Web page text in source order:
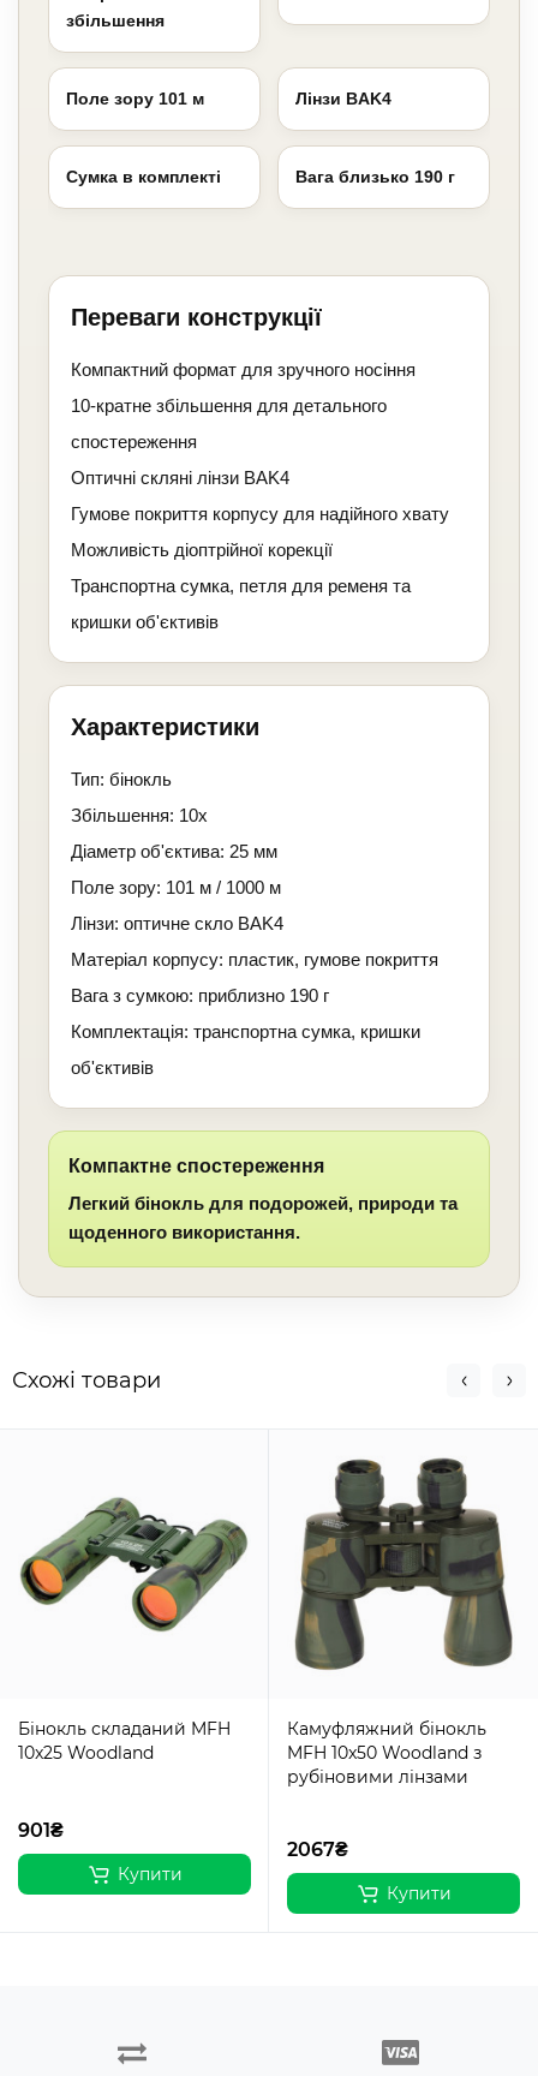
збільшення
Поле зору 101 м Лінзи BAK4
Сумка в комплекті Вага близько 190 г
Переваги конструкції
Компактний формат для зручного носіння
10-кратне збільшення для детального
спостереження
Оптичні скляні лінзи BAK4
Гумове покриття корпусу для надійного хвату
Можливість діоптрійної корекції
Транспортна сумка, петля для ременя та
кришки об'єктивів
Характеристики
Тип: бінокль
Збільшення: 10x
Діаметр об'єктива: 25 мм
Поле зору: 101 м / 1000 м
Лінзи: оптичне скло BAK4
Матеріал корпусу: пластик, гумове покриття
Вага з сумкою: приблизно 190 г
Комплектація: транспортна сумка, кришки
об'єктивів
Компактне спостереження
Легкий бінокль для подорожей, природи та
щоденного використання.
Схожi товари
Бінокль складаний MFH
10x25 Woodland
901₴
Купити
Камуфляжний бінокль
MFH 10x50 Woodland з
рубіновими лінзами
2067₴
Купити